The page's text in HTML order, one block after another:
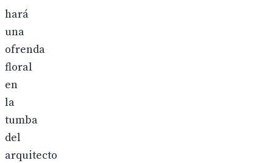
hará
una
ofrenda
floral
en
la
tumba
del
arquitecto